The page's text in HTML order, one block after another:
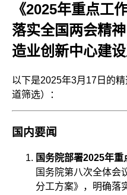
《2025年重点工
落实全国两会精
造业创新中心建
以下是2025年3月17日的
道筛选）：
国内要闻
国务院部署2025年重
国务院第八次全体会
分工方案》，明确落